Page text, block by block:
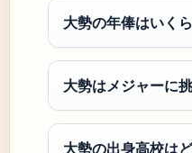
大勢の年俸はいく
大勢はメジャーに
大勢の出身高校は